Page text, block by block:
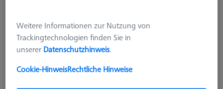
3.553,50 €
Weitere Informationen zur Nutzung von
Trackingtechnologien finden Sie in
unserer Datenschutzhinweis.
Cookie-HinweisRechtliche Hinweise